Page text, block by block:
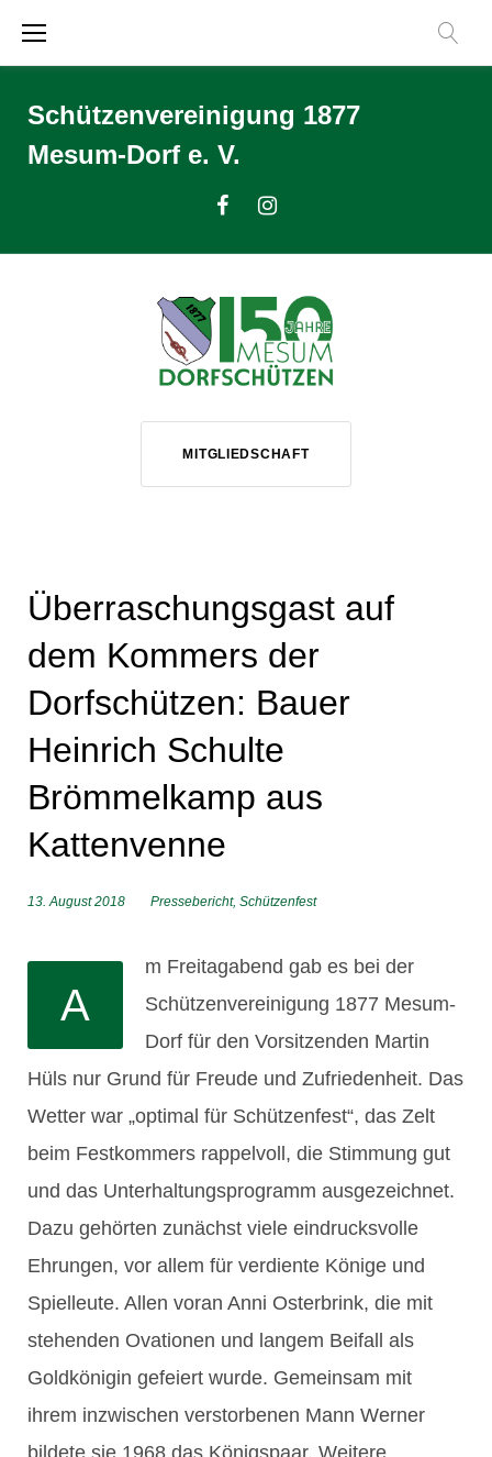
Schützenvereinigung 1877
Mesum-Dorf e. V.
MITGLIEDSCHAFT
Überraschungsgast auf
dem Kommers der
Dorfschützen: Bauer
Heinrich Schulte
Brömmelkamp aus
Kattenvenne
13. August 2018 Pressebericht, Schützenfest
A
m Freitagabend gab es bei der
Schützenvereinigung 1877 Mesum-
Dorf für den Vorsitzenden Martin
Hüls nur Grund für Freude und Zufriedenheit. Das
Wetter war „optimal für Schützenfest“, das Zelt
beim Festkommers rappelvoll, die Stimmung gut
und das Unterhaltungsprogramm ausgezeichnet.
Dazu gehörten zunächst viele eindrucksvolle
Ehrungen, vor allem für verdiente Könige und
Spielleute. Allen voran Anni Osterbrink, die mit
stehenden Ovationen und langem Beifall als
Goldkönigin gefeiert wurde. Gemeinsam mit
ihrem inzwischen verstorbenen Mann Werner
bildete sie 1968 das Königspaar. Weitere